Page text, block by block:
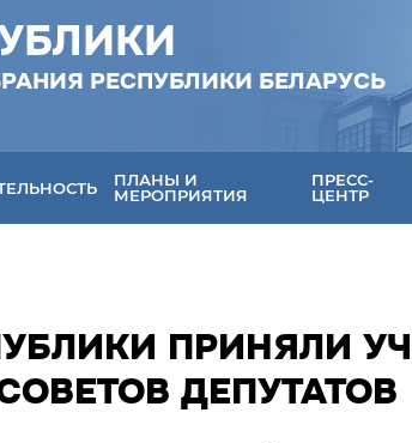
РЕСПУБЛИКИ БЕЛАРУСЬ
ПЛАНЫ И
МЕРОПРИЯТИЯ
ПРЕСС-
ЦЕНТР
ПРИНЯЛИ
ДЕПУТАТОВ